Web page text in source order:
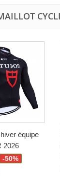
équipe
2026
-50%